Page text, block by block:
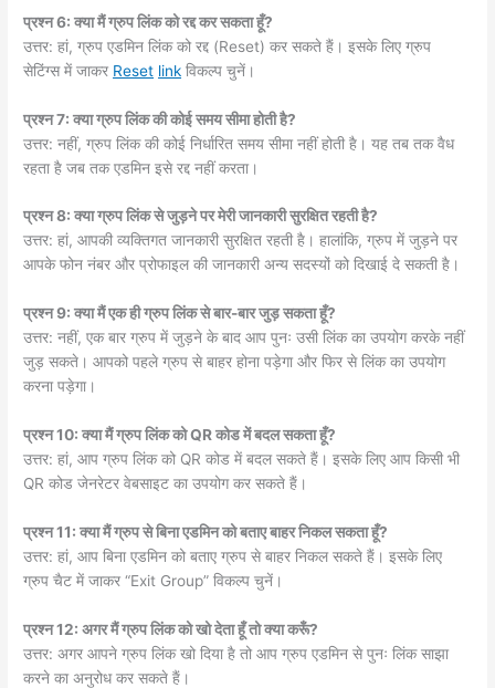
प्रश्न 6: क्या मैं ग्रुप लिंक को रद्द कर सकता हूँ?
उत्तर: हां, ग्रुप एडमिन लिंक को रद्द (Reset) कर सकते हैं। इसके लिए ग्रुप
सेटिंग्स में जाकर Reset link विकल्प चुनें।
प्रश्न 7: क्या ग्रुप लिंक की कोई समय सीमा होती है?
उत्तर: नहीं, ग्रुप लिंक की कोई निर्धारित समय सीमा नहीं होती है। यह तब तक वैध
रहता है जब तक एडमिन इसे रद्द नहीं करता।
प्रश्न 8: क्या ग्रुप लिंक से जुड़ने पर मेरी जानकारी सुरक्षित रहती है?
उत्तर: हां, आपकी व्यक्तिगत जानकारी सुरक्षित रहती है। हालांकि, ग्रुप में जुड़ने पर
आपके फोन नंबर और प्रोफाइल की जानकारी अन्य सदस्यों को दिखाई दे सकती है।
प्रश्न 9: क्या मैं एक ही ग्रुप लिंक से बार-बार जुड़ सकता हूँ?
उत्तर: नहीं, एक बार ग्रुप में जुड़ने के बाद आप पुनः उसी लिंक का उपयोग करके नहीं
जुड़ सकते। आपको पहले ग्रुप से बाहर होना पड़ेगा और फिर से लिंक का उपयोग
करना पड़ेगा।
प्रश्न 10: क्या मैं ग्रुप लिंक को QR कोड में बदल सकता हूँ?
उत्तर: हां, आप ग्रुप लिंक को QR कोड में बदल सकते हैं। इसके लिए आप किसी भी
QR कोड जेनरेटर वेबसाइट का उपयोग कर सकते हैं।
प्रश्न 11: क्या मैं ग्रुप से बिना एडमिन को बताए बाहर निकल सकता हूँ?
उत्तर: हां, आप बिना एडमिन को बताए ग्रुप से बाहर निकल सकते हैं। इसके लिए
ग्रुप चैट में जाकर “Exit Group” विकल्प चुनें।
प्रश्न 12: अगर मैं ग्रुप लिंक को खो देता हूँ तो क्या करूँ?
उत्तर: अगर आपने ग्रुप लिंक खो दिया है तो आप ग्रुप एडमिन से पुनः लिंक साझा
करने का अनुरोध कर सकते हैं।